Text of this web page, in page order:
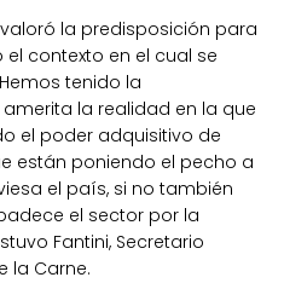
la predisposición para
contexto en el cual se
tenido la
la realidad en la que
el poder adquisitivo de
están poniendo el pecho a
el país, si no también
el sector por la
Fantini, Secretario
la Carne.